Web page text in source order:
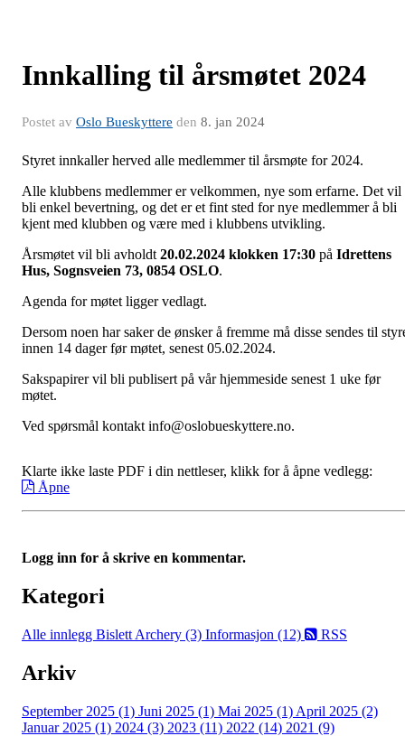
Innkalling til årsmøtet 2024
Postet av Oslo Bueskyttere den 8. jan 2024
Styret innkaller herved alle medlemmer til årsmøte for 2024.
Alle klubbens medlemmer er velkommen, nye som erfarne. Det vil
bli enkel bevertning, og det er et fint sted for nye medlemmer å bli
kjent med klubben og være med i klubbens utvikling.
Årsmøtet vil bli avholdt 20.02.2024 klokken 17:30 på Idrettens
Hus, Sognsveien 73, 0854 OSLO.
Agenda for møtet ligger vedlagt.
Dersom noen har saker de ønsker å fremme må disse sendes til
innen 14 dager før møtet, senest 05.02.2024.
Sakspapirer vil bli publisert på vår hjemmeside senest 1 uke før
møtet.
Ved spørsmål kontakt info@oslobueskyttere.no.
Klarte ikke laste PDF i din nettleser, klikk for å åpne vedlegg:
Åpne
Logg inn for å skrive en kommentar.
Kategori
Alle innlegg Bislett Archery (3) Informasjon (12) RSS
Arkiv
September 2025 (1) Juni 2025 (1) Mai 2025 (1) April 2025 (2)
Januar 2025 (1) 2024 (3) 2023 (11) 2022 (14) 2021 (9)